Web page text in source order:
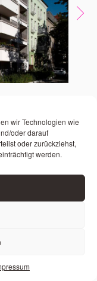
wir Technologien wie
oder darauf
oder zurückziehst,
werden.